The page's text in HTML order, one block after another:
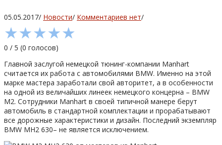
05.05.2017/ Новости/ Комментариев нет/
★★★★★
0 / 5 (0 голосов)
Главной заслугой немецкой тюнинг-компании Manhart
считается их работа с автомобилями BMW. Именно на этой
марке мастера заработали свой авторитет, а в особенности
на одной из величайших линеек немецкого концерна – BMW
M2. Сотрудники Manhart в своей типичной манере берут
автомобиль в стандартной комплектации и прорабатывают
все дорожные характеристики и дизайн. Последний экземпляр
BMW MH2 630– не является исключением.